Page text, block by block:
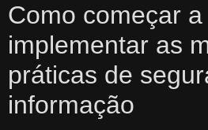
Como começar a
implementar as
práticas de
informação